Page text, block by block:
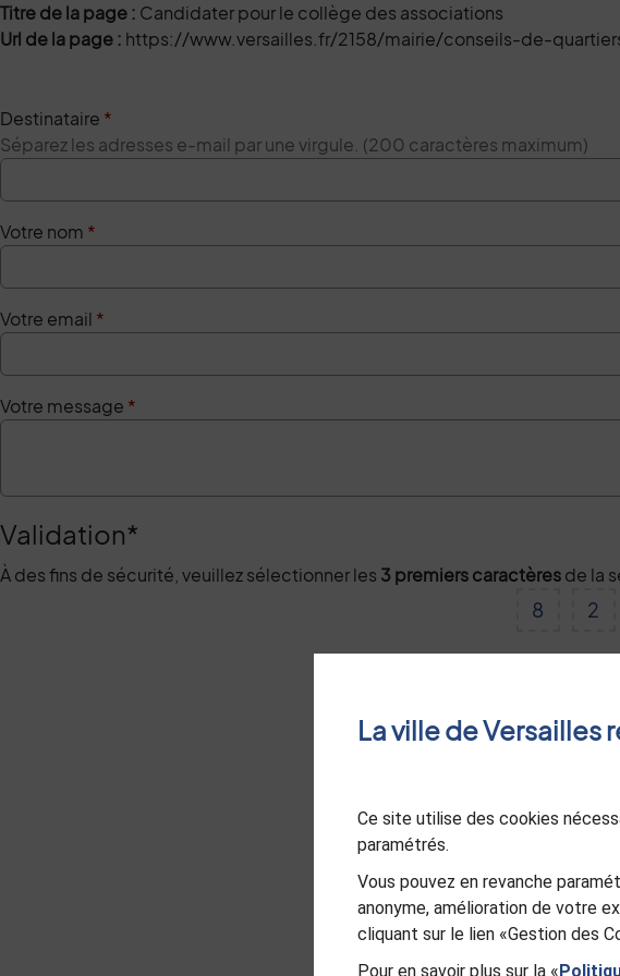
Titre de la page : Candidater pour le collège des associations
Url de la page : https://www.versailles.fr/2158/mairie/conseils-de-
Destinataire *
Séparez les adresses e-mail par une virgule. (200 caractères maximum)
Votre nom *
Votre email *
Votre message *
Validation*
À des fins de sécurité, veuillez sélectionner les 3 premiers caractèresde la
8 2
La ville de Versailles
Ce site utilise des cookies
paramétrés.
Vous pouvez en revanche
anonyme, amélioration de votre
cliquant sur le lien «Gestion des
Pour en savoir plus sur la «